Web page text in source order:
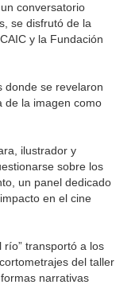
conversatorio
se disfrutó de la
y la Fundación
donde se revelaron
de la imagen como
ilustrador y
sobre los
un panel dedicado
en el cine
río” transportó a los
del taller
narrativas